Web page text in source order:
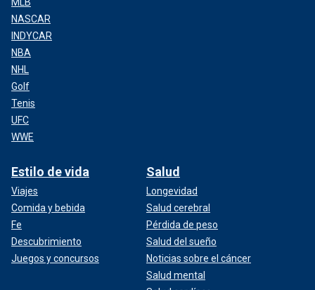
NASCAR
INDYCAR
NBA
NHL
Golf
Tenis
UFC
WWE
Estilo de vida
Viajes
Comida y bebida
Fe
Descubrimiento
Juegos y concursos
Salud
Longevidad
Salud cerebral
Pérdida de peso
Salud del sueño
Noticias sobre el cáncer
Salud mental